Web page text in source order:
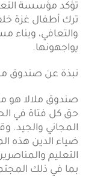
تؤكد مؤسسة
ترك أطفال غزة
والتعافي، وبناء
يواجهونها.
نبذة عن صندوق
صندوق ملالا هو
المجاني والجيد.
ضياء الدين هذه
التعليم
بما في ذلك